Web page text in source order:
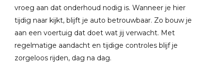
vroeg aan dat onderhoud nodig is. Wanneer je hier
tijdig naar kijkt, blijft je auto betrouwbaar. Zo bouw je
aan een voertuig dat doet wat jij verwacht. Met
regelmatige aandacht en tijdige controles blijf je
zorgeloos rijden, dag na dag.